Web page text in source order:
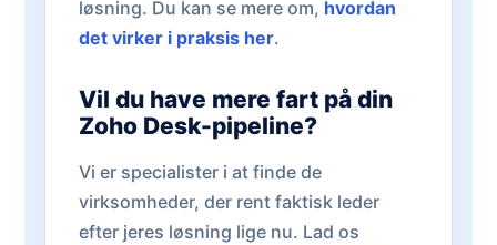
løsning. Du kan se mere om, hvordan
det virker i praksis her.
Vil du have mere fart på din
Zoho Desk-pipeline?
Vi er specialister i at finde de
virksomheder, der rent faktisk leder
efter jeres løsning lige nu. Lad os